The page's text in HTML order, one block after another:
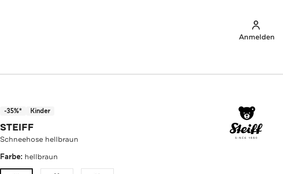
Anmelden
-35%* Kinder
STEIFF
Schneehose hellbraun
Farbe: hellbraun